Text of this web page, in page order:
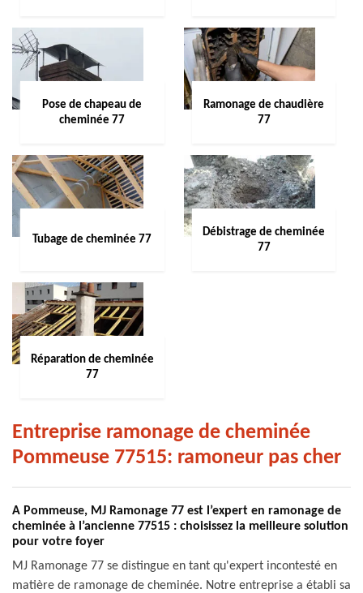
Pose de chapeau de
cheminée 77
Ramonage de chaudière
77
Tubage de cheminée 77
Débistrage de cheminée
77
Réparation de cheminée
77
Entreprise ramonage de cheminée
Pommeuse 77515: ramoneur pas cher
A Pommeuse, MJ Ramonage 77 est l’expert en ramonage de
cheminée à l’ancienne 77515 : choisissez la meilleure solution
pour votre foyer
MJ Ramonage 77 se distingue en tant qu'expert incontesté en
matière de ramonage de cheminée. Notre entreprise a établi sa